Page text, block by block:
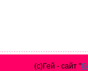
(с)Гей - сайт "